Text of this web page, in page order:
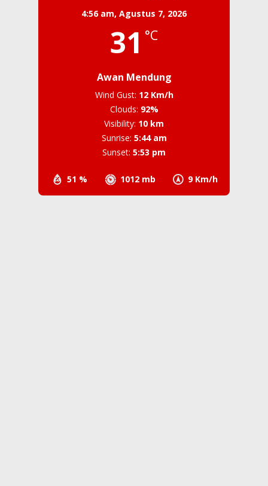
4:56 am, Agustus 7, 2026
31 °C
Awan Mendung
51 % 1012 mb 9 Km/h
Wind Gust: 12 Km/h
Clouds: 92%
Visibility: 10 km
Sunrise: 5:44 am
Sunset: 5:53 pm